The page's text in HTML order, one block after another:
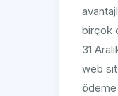
birçok
31
web
ödeme